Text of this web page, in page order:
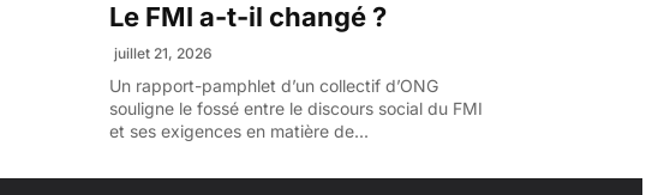
Le FMI a-t-il changé ?
juillet 21, 2026
Un rapport-pamphlet d’un collectif d’ONG
souligne le fossé entre le discours social du FMI
et ses exigences en matière de...